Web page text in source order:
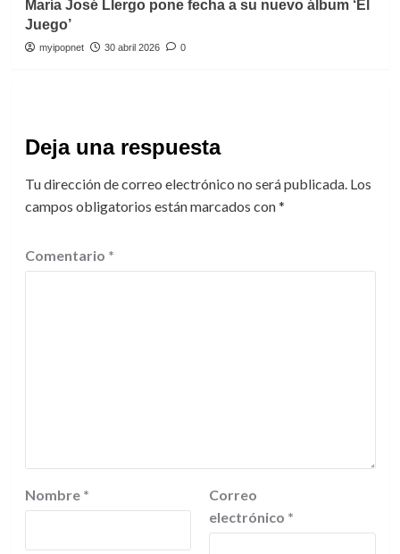
María José Llergo pone fecha a su nuevo álbum ‘El
Juego’
myipopnet 30 abril 2026 0
Deja una respuesta
Tu dirección de correo electrónico no será publicada. Los
campos obligatorios están marcados con*
Comentario *
Nombre *
Correo
electrónico *